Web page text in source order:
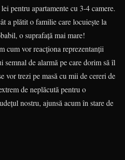
pentru apartamente cu 3-4 camere.
a plătit o familie care locuiește la
o suprafață mai mare!
cum vor reacționa reprezentanții
semnal de alarmă pe care dorim să îl
vor trezi pe masă cu mii de cereri de
de neplăcută pentru o
nostru, ajunsă acum în stare de